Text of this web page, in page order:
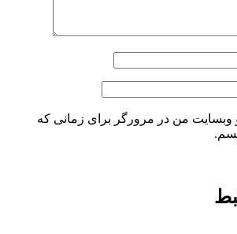
و وبسایت من در مرورگر برای زمانی که